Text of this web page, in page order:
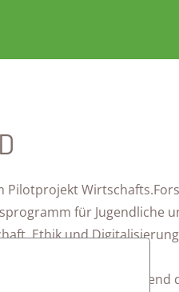
Pilotprojekt
für Jugendliche
Ethik und
forschend